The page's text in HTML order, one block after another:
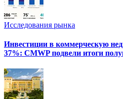
Исследования рынка
Инвестиции в коммерческую
37%: CMWP подвели итоги